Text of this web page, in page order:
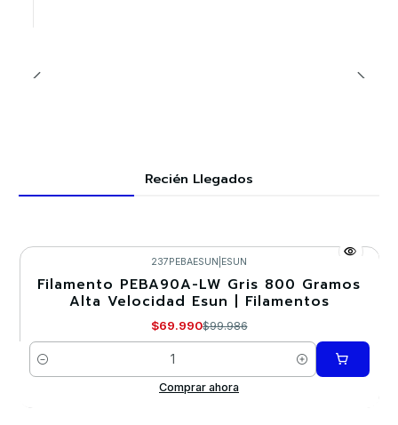
Recién Llegados
-30%
237PEBAESUN ESUN
Filamento PEBA90A-LW Gris 800 Gramos
Alta Velocidad Esun | Filamentos
$69.990$99.986
Cantidad
Comprar ahora